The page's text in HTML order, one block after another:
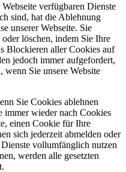
verfügbaren Dienste
sind, hat die Ablehnung
unserer Webseite. Sie
löschen, indem Sie Ihre
Blockieren aller Cookies auf
jedoch immer aufgefordert,
wenn Sie unsere Website
Sie Cookies ablehnen
immer wieder nach Cookies
einen Cookie für Ihre
sich jederzeit abmelden oder
vollumfänglich nutzen
werden alle gesetzten